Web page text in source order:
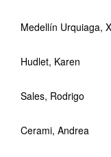
Medellín Urquiaga,
Hudlet, Karen
Sales, Rodrigo
Cerami, Andrea